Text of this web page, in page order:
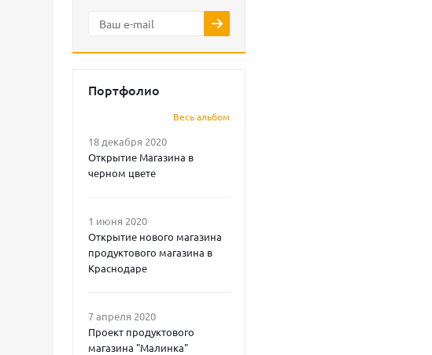
Портфолио
Весь альбом
18 декабря 2020
Открытие Магазина в
черном цвете
1 июня 2020
Открытие нового магазина
продуктового магазина в
Краснодаре
7 апреля 2020
Проект продуктового
магазина "Малинка"